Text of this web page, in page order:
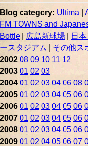
Blog category: Ultima
FM TOWNS and
Bottle
広島新球場 日
ースタジアム
その他ス
2002 08 09 10 11 12
2003 01 02 03
2004 01 02 03 04 06 08
2005 01 02 03 04 05 06
2006 01 02 03 04 05 06
2007 01 02 03 04 05 06
2008 01 02 03 04 05 06
2009 01 02 04 05 06 07